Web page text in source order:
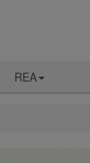
REA